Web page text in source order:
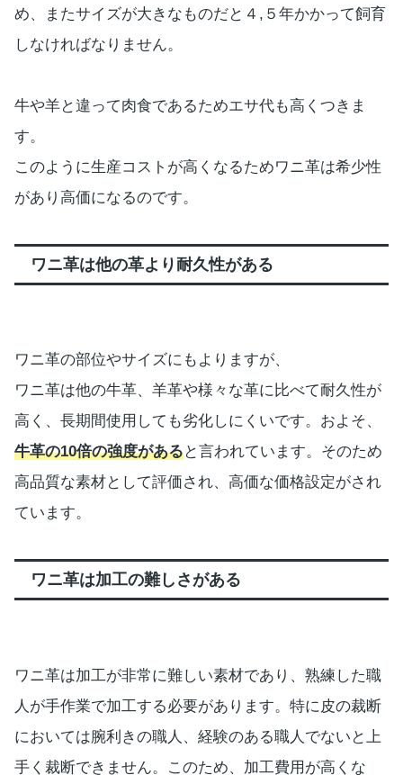
め、またサイズが大きなものだと４,５年かかって飼育
しなければなりません。
牛や羊と違って肉食であるためエサ代も高くつきま
す。
このように生産コストが高くなるためワニ革は希少性
があり高価になるのです。
ワニ革は他の革より耐久性がある
ワニ革の部位やサイズにもよりますが、
ワニ革は他の牛革、羊革や様々な革に比べて耐久性が
高く、長期間使用しても劣化しにくいです。およそ、
牛革の10倍の強度があると言われています。そのため
高品質な素材として評価され、高価な価格設定がされ
ています。
ワニ革は加工の難しさがある
ワニ革は加工が非常に難しい素材であり、熟練した職
人が手作業で加工する必要があります。特に皮の裁断
においては腕利きの職人、経験のある職人でないと上
手く裁断できません。このため、加工費用が高くな